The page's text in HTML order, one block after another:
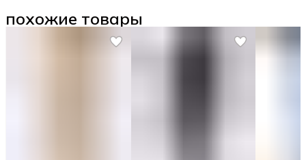
похожие товары